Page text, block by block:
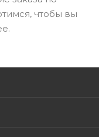
чтобы вы